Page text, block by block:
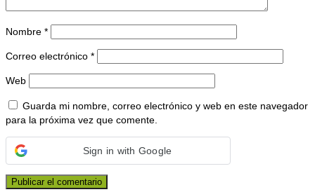
Nombre *
Correo electrónico *
Web
Guarda mi nombre, correo electrónico y web en este navegador
para la próxima vez que comente.
Sign in with Google